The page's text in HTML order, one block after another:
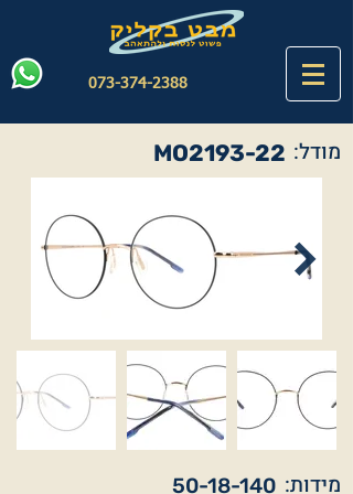
073-374-2388
MO2193-22 מודל:
50-18-140 מידות: